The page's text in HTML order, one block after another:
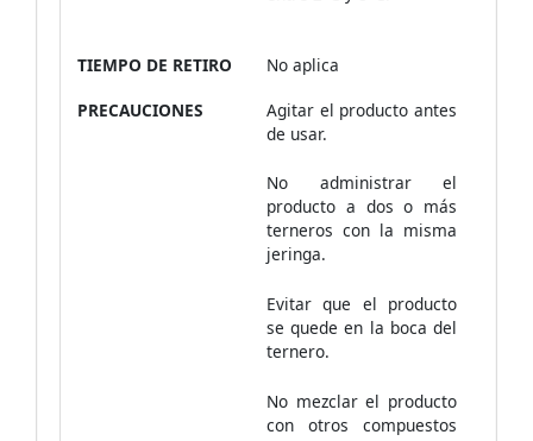
TIEMPO DE RETIRO
No aplica
PRECAUCIONES
Agitar el producto antes
de usar.
No administrar el
producto a dos o más
terneros con la misma
jeringa.
Evitar que el producto
se quede en la boca del
ternero.
No mezclar el producto
con otros compuestos